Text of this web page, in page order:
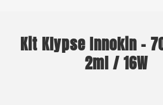
Kit Klypse Innokin –
2ml / 16W